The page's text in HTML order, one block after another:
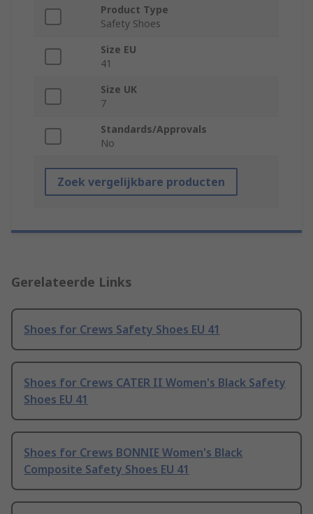
Product Type
Safety Shoes
Size EU
41
Size UK
7
Standards/Approvals
No
Zoek vergelijkbare producten
Gerelateerde Links
Shoes for Crews Safety Shoes EU 41
Shoes for Crews CATER II Women's Black Safety
Shoes EU 41
Shoes for Crews BONNIE Women's Black
Composite Safety Shoes EU 41